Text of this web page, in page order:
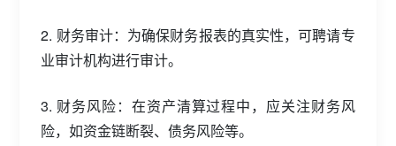
2. 财务审计：为确保财务报表的真实性，可聘请专
业审计机构进行审计。
3. 财务风险：在资产清算过程中，应关注财务风
险，如资金链断裂、债务风险等。